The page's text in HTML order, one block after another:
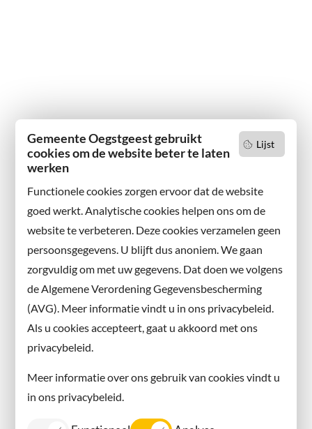
Lijst
Gemeente Oegstgeest gebruikt
cookies om de website beter te laten
werken
Functionele cookies zorgen ervoor dat de website
goed werkt. Analytische cookies helpen ons om de
website te verbeteren. Deze cookies verzamelen geen
persoonsgegevens. U blijft dus anoniem. We gaan
zorgvuldig om met uw gegevens. Dat doen we volgens
de Algemene Verordening Gegevensbescherming
(AVG). Meer informatie vindt u in ons privacybeleid.
Als u cookies accepteert, gaat u akkoord met ons
privacybeleid.
Meer informatie over ons gebruik van cookies vindt u
in ons privacybeleid.